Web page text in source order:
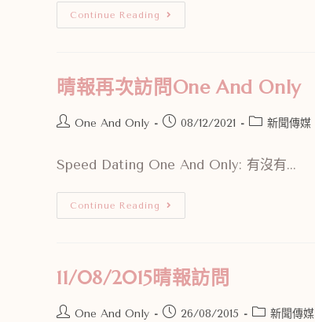
Continue Reading
晴報再次訪問One And Only
One And Only 08/12/2021 新聞傳媒
Speed Dating One And Only: 有沒有...
Continue Reading
11/08/2015晴報訪問
One And Only 26/08/2015 新聞傳媒